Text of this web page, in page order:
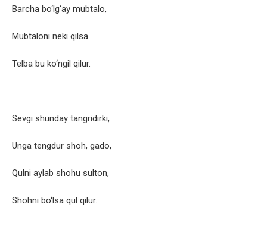
Barcha bo‘lg‘ay mubtalo,
Mubtaloni neki qilsa
Telba bu ko‘ngil qilur.
Sevgi shunday tangridirki,
Unga tengdur shoh, gado,
Qulni aylab shohu sulton,
Shohni bo‘lsa qul qilur.